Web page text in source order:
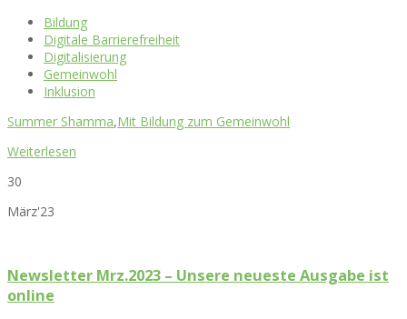
Bildung
Digitale Barrierefreiheit
Digitalisierung
Gemeinwohl
Inklusion
Summer Shamma,Mit Bildung zum Gemeinwohl
Weiterlesen
30
März'23
Newsletter Mrz.2023 – Unsere neueste Ausgabe ist
online